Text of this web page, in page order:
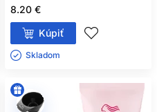
8.20 €
Kúpiť
Skladom ㅤ